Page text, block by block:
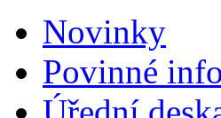
Novinky
Povinné